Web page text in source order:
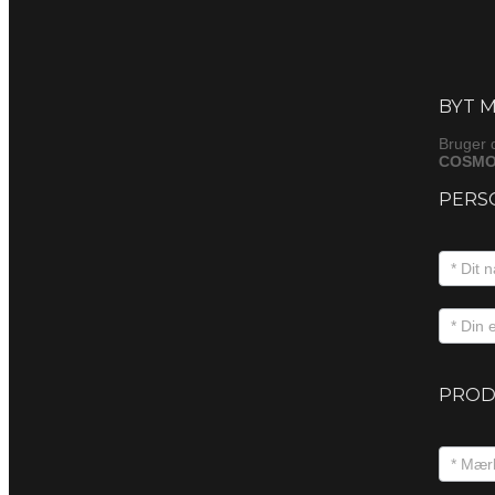
BYT
Bruger